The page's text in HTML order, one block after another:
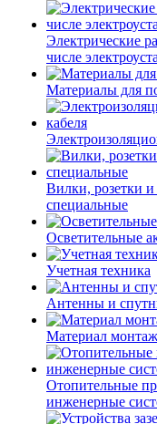
Электрические
числе
Материалы для
Вилки, розетки
специальные
Осветительные
Учетная техника
Антенны и
Материал
Отопительные
инженерные